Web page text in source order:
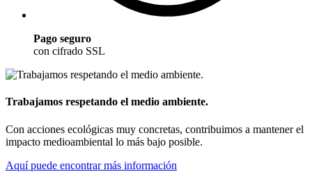
Pago seguro
con cifrado SSL
Trabajamos respetando el medio ambiente.
Con acciones ecológicas muy concretas, contribuimos a mantener el
impacto medioambiental lo más bajo posible.
Aquí puede encontrar más información